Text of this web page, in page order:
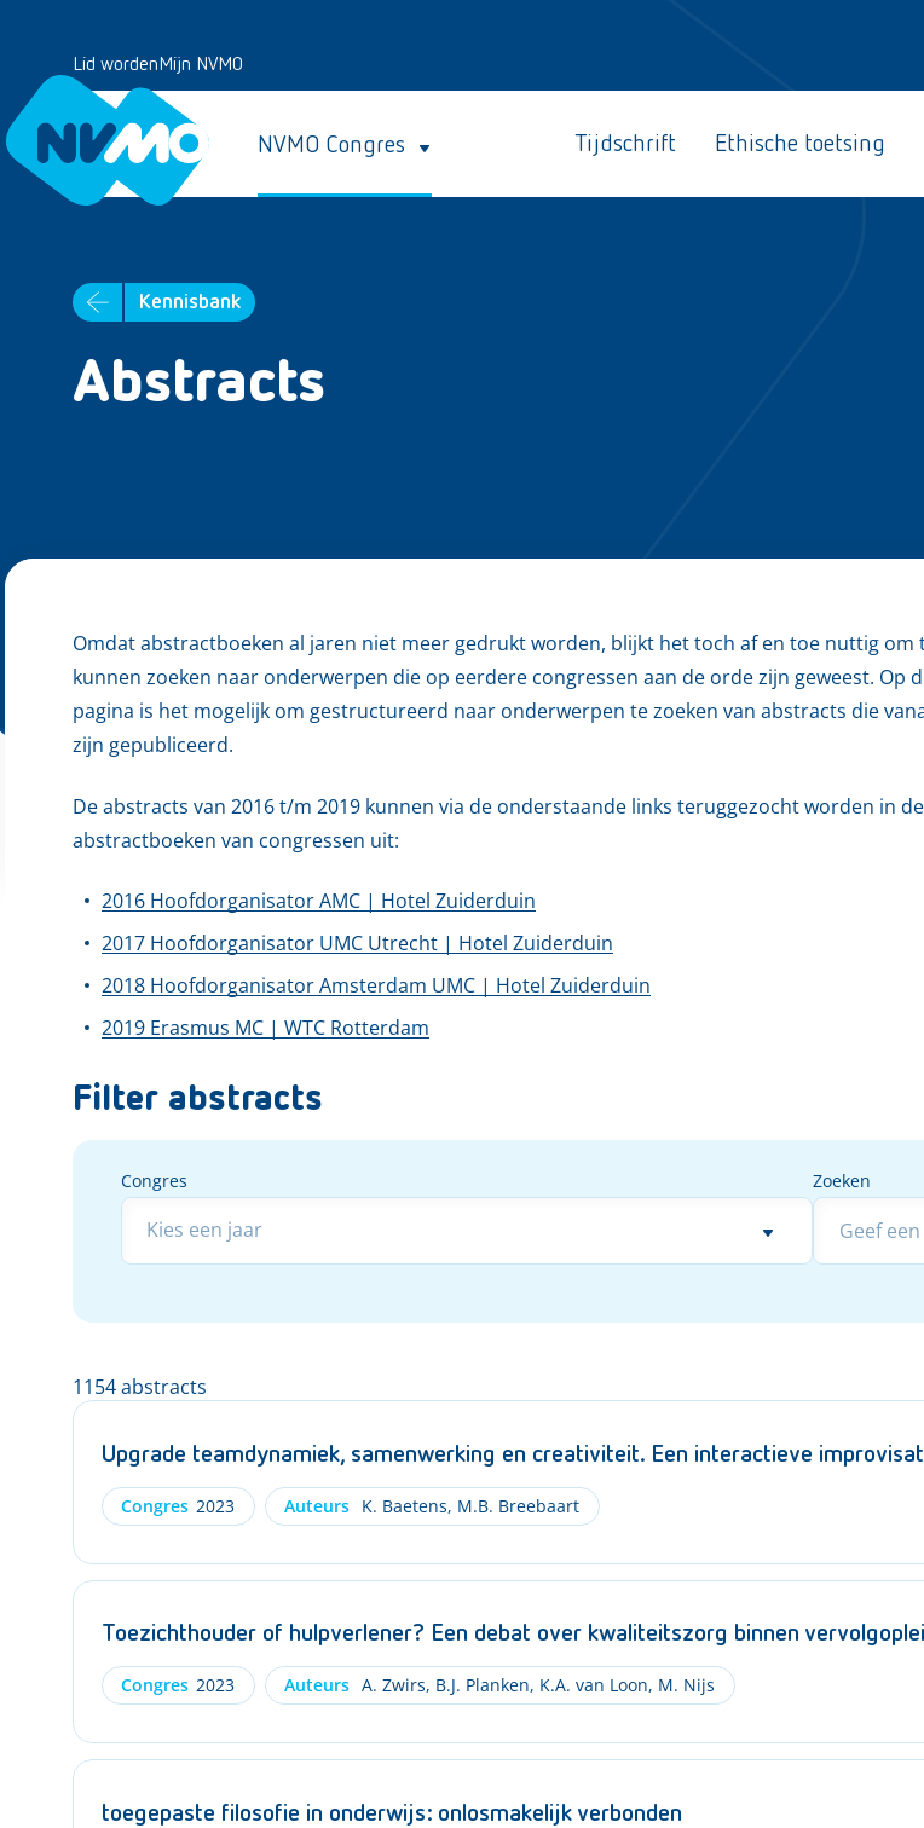
Lid wordenMijn NVMO
NVMO Congres Tijdschrift Ethische toetsing
Kennisbank
Abstracts
Omdat abstractboeken al jaren niet meer gedrukt worden, blijkt het toch af en toe nuttig om
kunnen zoeken naar onderwerpen die op eerdere congressen aan de orde zijn geweest. Op
pagina is het mogelijk om gestructureerd naar onderwerpen te zoeken van abstracts die
zijn gepubliceerd.
De abstracts van 2016 t/m 2019 kunnen via de onderstaande links teruggezocht worden in de
abstractboeken van congressen uit:
2016 Hoofdorganisator AMC | Hotel Zuiderduin
2017 Hoofdorganisator UMC Utrecht | Hotel Zuiderduin
2018 Hoofdorganisator Amsterdam UMC | Hotel Zuiderduin
2019 Erasmus MC | WTC Rotterdam
Filter abstracts
Congres
Congres
Zoeken
Zoeken
1154 abstracts
Upgrade teamdynamiek, samenwerking en creativiteit. Een interactieve
Congres 2023 Auteurs K. Baetens, M.B. Breebaart
Toezichthouder of hulpverlener? Een debat over kwaliteitszorg binnen
Congres 2023 Auteurs A. Zwirs, B.J. Planken, K.A. van Loon, M. Nijs
toegepaste filosofie in onderwijs: onlosmakelijk verbonden